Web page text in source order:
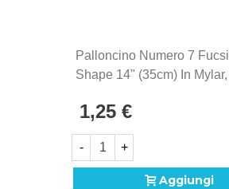
Palloncino Numero 7
Shape 14" (35cm) In
1,25 €
- +
Aggiungi